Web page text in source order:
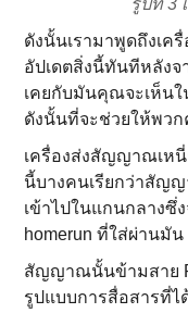
รูปที่ 3
ดังนั้นเรามาพูดถึงเค
อัปเดตสิ่งนี้ทันทีหลัง
เคยกับมันคุณจะเห็น
ดังนั้นที่จะช่วยให้พว
เครื่องส่งสัญญาณเห
นี้บางคนเรียกว่าสัญ
เข้าไปในแกนกลาง
homerun ที่ใส่ผ่านมัน
สัญญาณนั้นข้ามสาย
รูปแบบการสื่อสารที่ไ